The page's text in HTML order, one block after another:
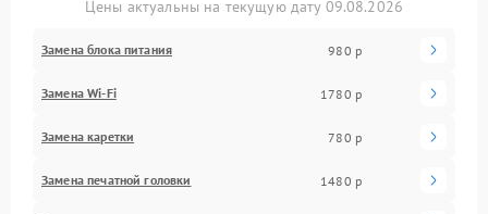
Цены актуальны на текущую дату 09.08.2026
Замена блока питания 980 р
Замена Wi-Fi 1780 р
Замена каретки 780 р
Замена печатной головки 1480 р